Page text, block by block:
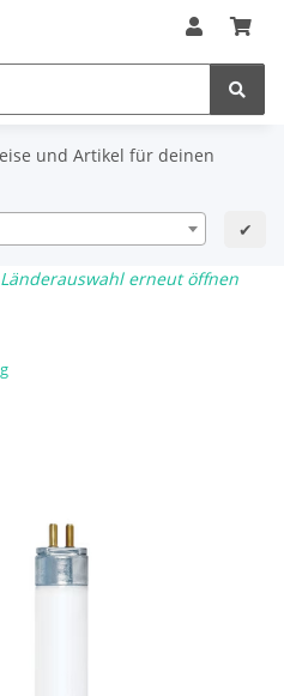
und Artikel für deinen
✔
Länderauswahl erneut öffnen